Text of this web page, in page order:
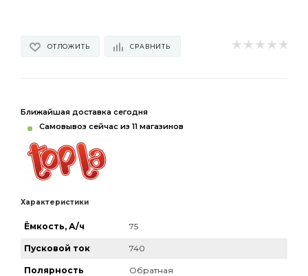
ОТЛОЖИТЬ СРАВНИТЬ
Ближайшая доставка сегодня
Самовывоз сейчас из 11 магазинов
Характеристики
Ёмкость, А/ч 75
Пусковой ток 740
Полярность Обратная